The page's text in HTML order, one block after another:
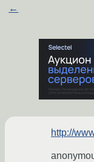
←
http://